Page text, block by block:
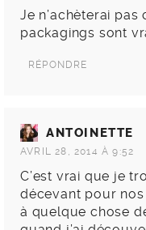
Je n’achèterai
packagings sont
RÉPONDRE
ANTOINETTE
AVRIL 28, 2014 À 9:52
C’est vrai que je
décevant pour nos
à quelque chose